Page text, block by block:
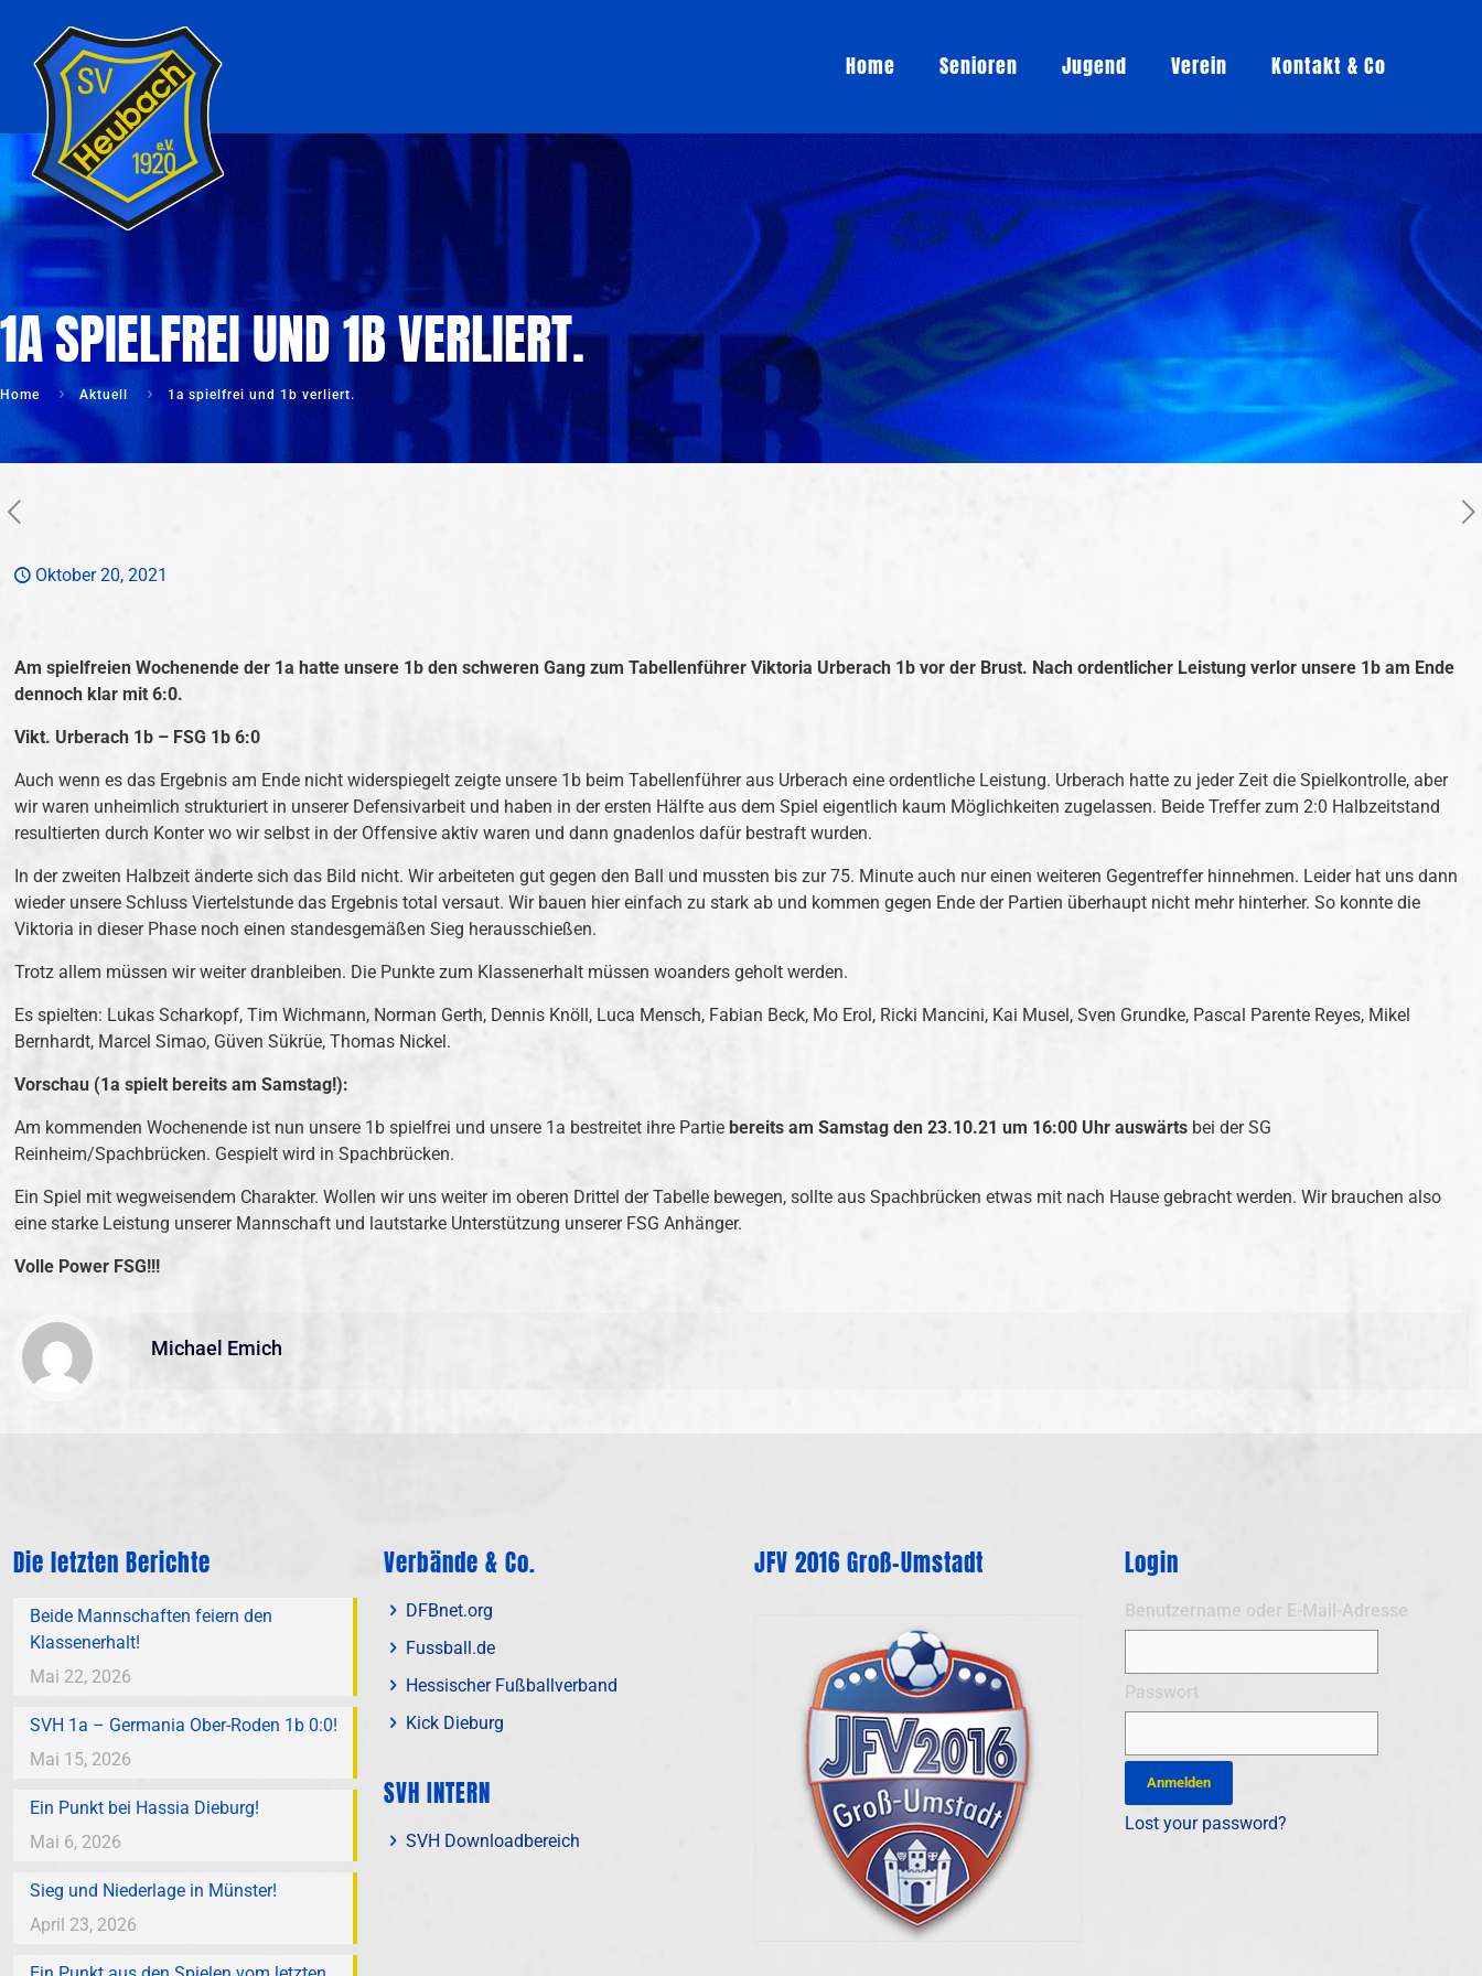
Home Senioren Jugend Verein Kontakt & Co
1A SPIELFREI UND 1B VERLIERT.
Home Aktuell 1a spielfrei und 1b verliert.
Oktober 20, 2021
Am spielfreien Wochenende der 1a hatte unsere 1b den schweren Gang zum Tabellenführer Viktoria Urberach 1b vor der Brust. Nach ordentlicher Leistung verlor unsere 1b am Ende
dennoch klar mit 6:0.
Vikt. Urberach 1b – FSG 1b 6:0
Auch wenn es das Ergebnis am Ende nicht widerspiegelt zeigte unsere 1b beim Tabellenführer aus Urberach eine ordentliche Leistung. Urberach hatte zu jeder Zeit die Spielkontrolle, aber
wir waren unheimlich strukturiert in unserer Defensivarbeit und haben in der ersten Hälfte aus dem Spiel eigentlich kaum Möglichkeiten zugelassen. Beide Treffer zum 2:0 Halbzeitstand
resultierten durch Konter wo wir selbst in der Offensive aktiv waren und dann gnadenlos dafür bestraft wurden.
In der zweiten Halbzeit änderte sich das Bild nicht. Wir arbeiteten gut gegen den Ball und mussten bis zur 75. Minute auch nur einen weiteren Gegentreffer hinnehmen. Leider hat uns dann
wieder unsere Schluss Viertelstunde das Ergebnis total versaut. Wir bauen hier einfach zu stark ab und kommen gegen Ende der Partien überhaupt nicht mehr hinterher. So konnte die
Viktoria in dieser Phase noch einen standesgemäßen Sieg herausschießen.
Trotz allem müssen wir weiter dranbleiben. Die Punkte zum Klassenerhalt müssen woanders geholt werden.
Es spielten: Lukas Scharkopf, Tim Wichmann, Norman Gerth, Dennis Knöll, Luca Mensch, Fabian Beck, Mo Erol, Ricki Mancini, Kai Musel, Sven Grundke, Pascal Parente Reyes, Mikel
Bernhardt, Marcel Simao, Güven Sükrüe, Thomas Nickel.
Vorschau (1a spielt bereits am Samstag!):
Am kommenden Wochenende ist nun unsere 1b spielfrei und unsere 1a bestreitet ihre Partiebereits am Samstag den 23.10.21 um 16:00 Uhr auswärts bei der SG
Reinheim/Spachbrücken. Gespielt wird in Spachbrücken.
Ein Spiel mit wegweisendem Charakter. Wollen wir uns weiter im oberen Drittel der Tabelle bewegen, sollte aus Spachbrücken etwas mit nach Hause gebracht werden. Wir brauchen also
eine starke Leistung unserer Mannschaft und lautstarke Unterstützung unserer FSG Anhänger.
Volle Power FSG!!!
Michael Emich
Die letzten Berichte
Beide Mannschaften feiern den
Klassenerhalt!
Mai 22, 2026
SVH 1a – Germania Ober-Roden 1b 0:0!
Mai 15, 2026
Ein Punkt bei Hassia Dieburg!
Mai 6, 2026
Sieg und Niederlage in Münster!
April 23, 2026
Verbände & Co.
DFBnet.org
Fussball.de
Hessischer Fußballverband
Kick Dieburg
SVH INTERN
SVH Downloadbereich
JFV 2016 Groß-Umstadt Login
Benutzername oder E-Mail-Adresse
Passwort
Lost your password?